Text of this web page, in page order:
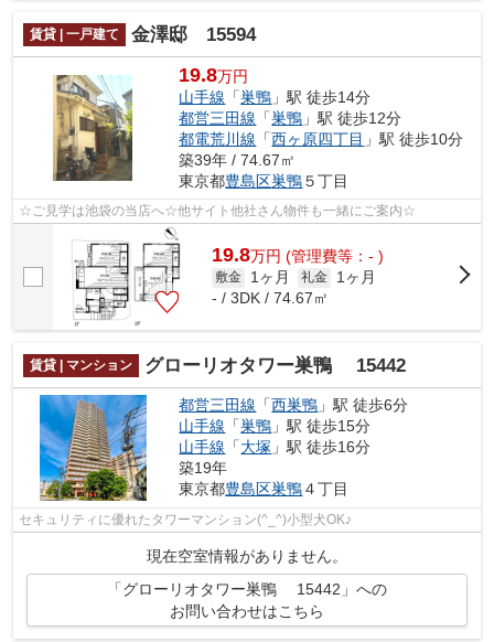
賃貸 | 一戸建て 金澤邸 15594
19.8万円
山手線 「巣鴨 」駅 徒歩14分
都営三田線 「巣鴨 」駅 徒歩12分
都電荒川線 「西ヶ原四丁目 」駅 徒歩10分
築39年 / 74.67㎡
東京都豊島区巣鴨５丁目
☆ご見学は池袋の当店へ☆他サイト他社さん物件も一緒にご案内☆
19.8万円 (管理費等：- )
敷金 1ヶ月 礼金
1ヶ月
- / 3DK / 74.67㎡
賃貸 | マンション グローリオタワー巣鴨 15442
都営三田線 「西巣鴨 」駅 徒歩6分
山手線 「巣鴨 」駅 徒歩15分
山手線 「大塚 」駅 徒歩16分
築19年
東京都豊島区巣鴨４丁目
セキュリティに優れたタワーマンション(^_^)小型犬OK♪
現在空室情報がありません。
「グローリオタワー巣鴨 15442」への
お問い合わせはこちら